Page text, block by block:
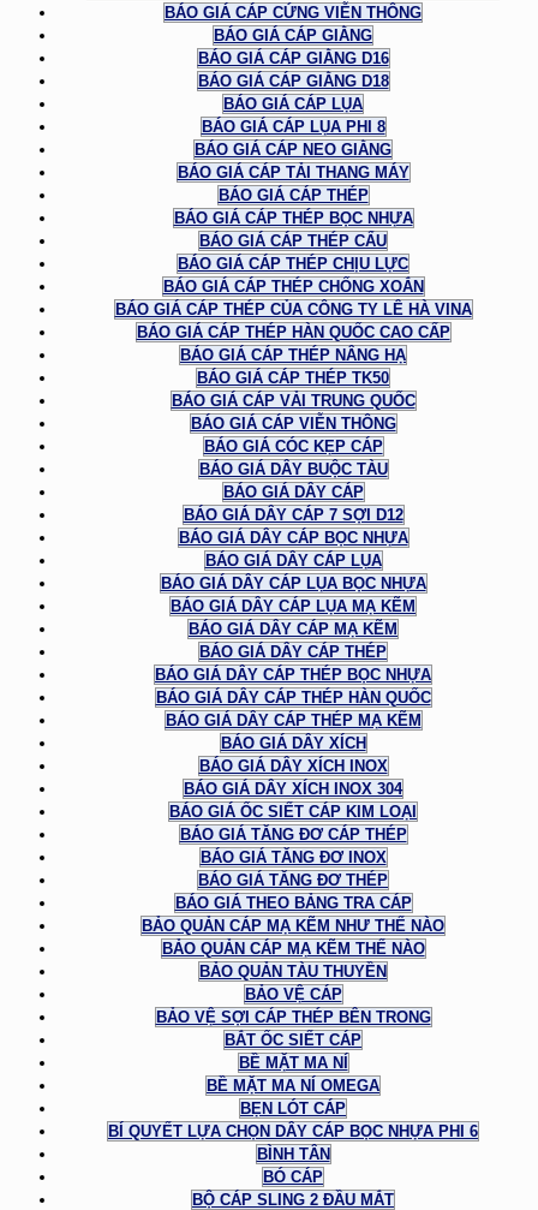
BÁO GIÁ CÁP CỨNG VIỄN THÔNG
BÁO GIÁ CÁP GIẰNG
BÁO GIÁ CÁP GIẰNG D16
BÁO GIÁ CÁP GIẰNG D18
BÁO GIÁ CÁP LỤA
BÁO GIÁ CÁP LỤA PHI 8
BÁO GIÁ CÁP NEO GIẰNG
BÁO GIÁ CÁP TẢI THANG MÁY
BÁO GIÁ CÁP THÉP
BÁO GIÁ CÁP THÉP BỌC NHỰA
BÁO GIÁ CÁP THÉP CẨU
BÁO GIÁ CÁP THÉP CHỊU LỰC
BÁO GIÁ CÁP THÉP CHỐNG XOẮN
BÁO GIÁ CÁP THÉP CỦA CÔNG TY LÊ HÀ VINA
BÁO GIÁ CÁP THÉP HÀN QUỐC CAO CẤP
BÁO GIÁ CÁP THÉP NÂNG HẠ
BÁO GIÁ CÁP THÉP TK50
BÁO GIÁ CÁP VẢI TRUNG QUỐC
BÁO GIÁ CÁP VIỄN THÔNG
BÁO GIÁ CÓC KẸP CÁP
BÁO GIÁ DÂY BUỘC TÀU
BÁO GIÁ DÂY CÁP
BÁO GIÁ DÂY CÁP 7 SỢI D12
BÁO GIÁ DÂY CÁP BỌC NHỰA
BÁO GIÁ DÂY CÁP LỤA
BÁO GIÁ DÂY CÁP LỤA BỌC NHỰA
BÁO GIÁ DÂY CÁP LỤA MẠ KẼM
BÁO GIÁ DÂY CÁP MẠ KẼM
BÁO GIÁ DÂY CÁP THÉP
BÁO GIÁ DÂY CÁP THÉP BỌC NHỰA
BÁO GIÁ DÂY CÁP THÉP HÀN QUỐC
BÁO GIÁ DÂY CÁP THÉP MẠ KẼM
BÁO GIÁ DÂY XÍCH
BÁO GIÁ DÂY XÍCH INOX
BÁO GIÁ DÂY XÍCH INOX 304
BÁO GIÁ ỐC SIẾT CÁP KIM LOẠI
BÁO GIÁ TĂNG ĐƠ CÁP THÉP
BÁO GIÁ TĂNG ĐƠ INOX
BÁO GIÁ TĂNG ĐƠ THÉP
BÁO GIÁ THEO BẢNG TRA CÁP
BẢO QUẢN CÁP MẠ KẼM NHƯ THẾ NÀO
BẢO QUẢN CÁP MẠ KẼM THẾ NÀO
BẢO QUẢN TÀU THUYỀN
BẢO VỆ CÁP
BẢO VỆ SỢI CÁP THÉP BÊN TRONG
BẮT ỐC SIẾT CÁP
BỀ MẶT MA NÍ
BỀ MẶT MA NÍ OMEGA
BẸN LÓT CÁP
BÍ QUYẾT LỰA CHỌN DÂY CÁP BỌC NHỰA PHI 6
BÌNH TÂN
BÓ CÁP
BỘ CÁP SLING 2 ĐẦU MẮT